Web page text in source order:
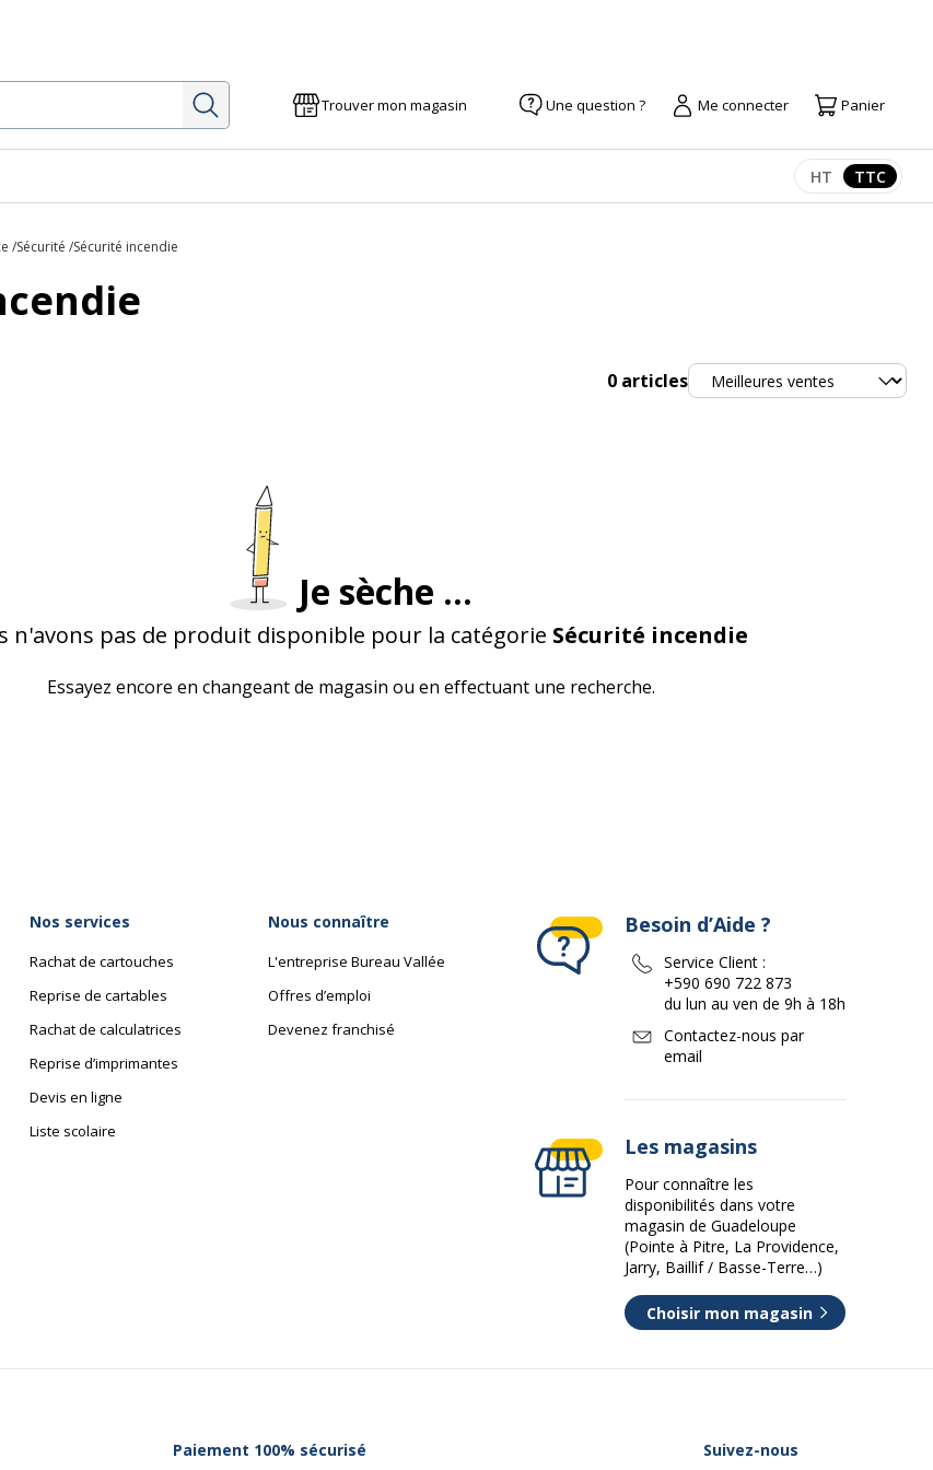
Rechercher Trouver mon magasin Une question ? Me connecter Panier
Afficher les
HT TTC
Sécurité Sécurité incendie
0 articlesTrier
Je sèche ...
n'avons pas de produit disponible pour la catégorie Sécurité incendie
Essayez encore en changeant de magasin ou en effectuant une recherche.
Nos services
Rachat de cartouches
Reprise de cartables
Rachat de calculatrices
Reprise d’imprimantes
Devis en ligne
Liste scolaire
Nous connaître
L'entreprise Bureau Vallée
Offres d’emploi
Devenez franchisé
Besoin d’Aide ?
Service Client :
+590 690 722 873
du lun au ven de 9h à 18h
Contactez-nous par
email
Les magasins
Pour connaître les
disponibilités dans votre
magasin de Guadeloupe
(Pointe à Pitre, La Providence,
Jarry, Baillif / Basse-Terre…)
Choisir mon magasin
Paiement 100% sécurisé Suivez-nous